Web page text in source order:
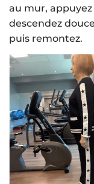
au mur,
descendez
puis remontez.